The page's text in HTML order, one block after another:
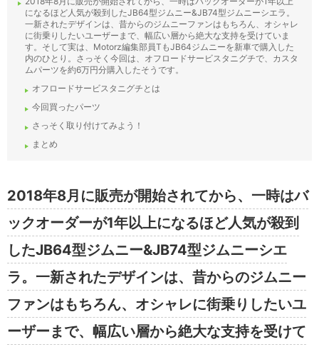
になるほど人気が殺到したJB64型ジムニー&JB74型ジムニーシエラ。
一新されたデザインは、昔からのジムニーファンはもちろん、オシャレ
に街乗りしたいユーザーまで、幅広い層から絶大な支持を受けていま
す。そして実は、Motorz編集部員TもJB64ジムニーを新車で購入した
内のひとり。さっそく今回は、オフロードサービスタニグチで、カスタ
ムパーツを約6万円分購入したそうです。
オフロードサービスタニグチとは
今回買ったパーツ
さっそく取り付けてみよう！
まとめ
2018年8月に販売が開始されてから、一時はバ
ックオーダーが1年以上になるほど人気が殺到
したJB64型ジムニー&JB74型ジムニーシエ
ラ。一新されたデザインは、昔からのジムニー
ファンはもちろん、オシャレに街乗りしたいユ
ーザーまで、幅広い層から絶大な支持を受けて